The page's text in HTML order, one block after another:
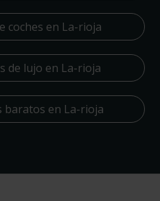
coches en La-rioja
de lujo en La-rioja
baratos en La-rioja